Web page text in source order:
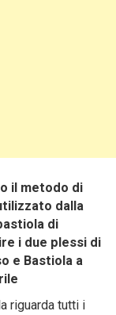
il metodo di
dalla
di
i due plessi di
e Bastiola a
riguarda tutti i